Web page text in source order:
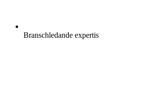
Branschledande expertis